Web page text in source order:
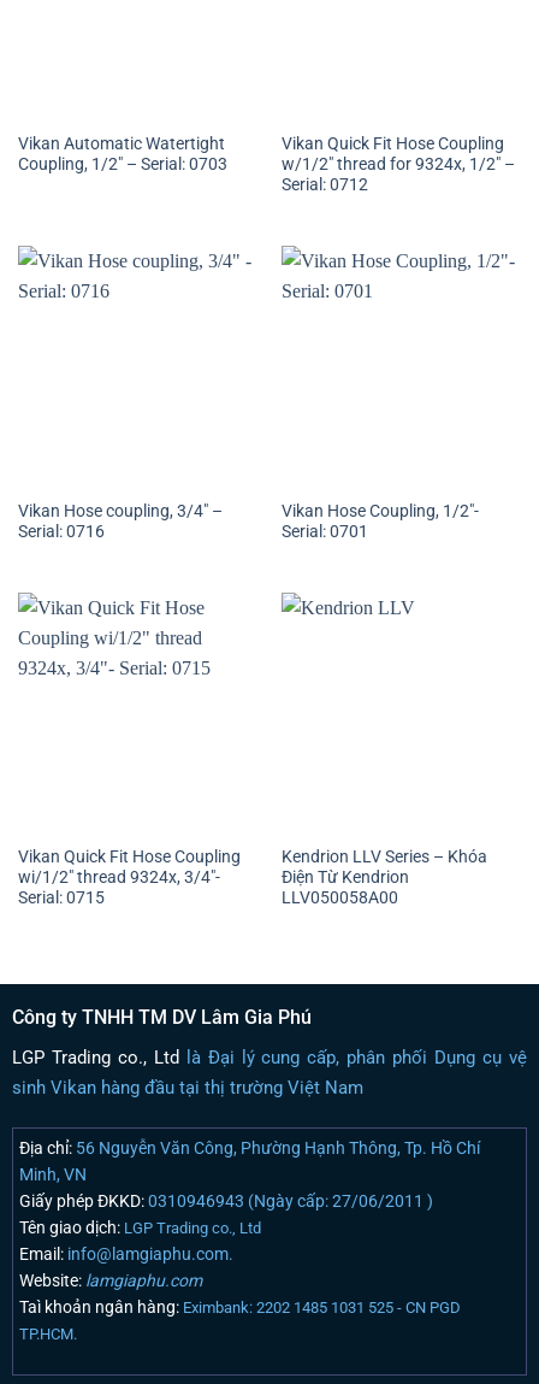
Vikan Automatic Watertight
Coupling, 1/2″ – Serial: 0703
Vikan Quick Fit Hose Coupling
w/1/2″ thread for 9324x, 1/2″ –
Serial: 0712
Vikan Hose coupling, 3/4″ –
Serial: 0716
Vikan Hose Coupling, 1/2″-
Serial: 0701
Vikan Quick Fit Hose Coupling
wi/1/2″ thread 9324x, 3/4″-
Serial: 0715
Kendrion LLV Series – Khóa
Điện Từ Kendrion
LLV050058A00
Công ty TNHH TM DV Lâm Gia Phú
LGP Trading co., Ltd là Đại lý cung cấp, phân phối Dụng cụ vệ
sinh Vikan hàng đầu tại thị trường Việt Nam
Địa chỉ:56 Nguyễn Văn Công, Phường Hạnh Thông, Tp. Hồ Chí
Minh, VN
Giấy phép ĐKKD:0310946943 (Ngày cấp: 27/06/2011 )
Tên giao dịch: LGP Trading co., Ltd
Email:info@lamgiaphu.com.
Website:lamgiaphu.com
Taì khoản ngân hàng: Eximbank: 2202 1485 1031 525 - CN PGD
TP.HCM.